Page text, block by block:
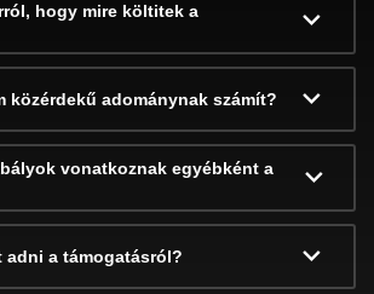
hogy mire költitek a
közérdekű adománynak számít?
vonatkoznak egyébként a
adni a támogatásról?